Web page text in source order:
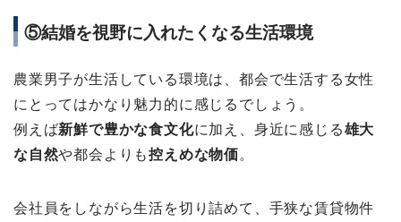
⑤結婚を視野に入れたくなる生活環境
農業男子が生活している環境は、都会で生活する女性
にとってはかなり魅力的に感じるでしょう。
例えば新鮮で豊かな食文化に加え、身近に感じる雄大
な自然や都会よりも控えめな物価。
会社員をしながら生活を切り詰めて、手狭な賃貸物件